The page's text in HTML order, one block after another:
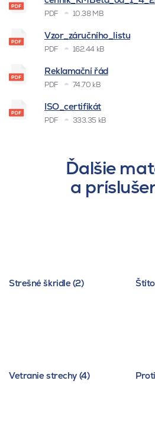
PDF 10.38 MB
Vzor_záručního_listu
PDF 162.44 kB
Reklamační řád
PDF 74.70 kB
ISO_certifikát
PDF 333.35 kB
Ďalšie
a
Strešné škridle (2)
Vetranie strechy (4)